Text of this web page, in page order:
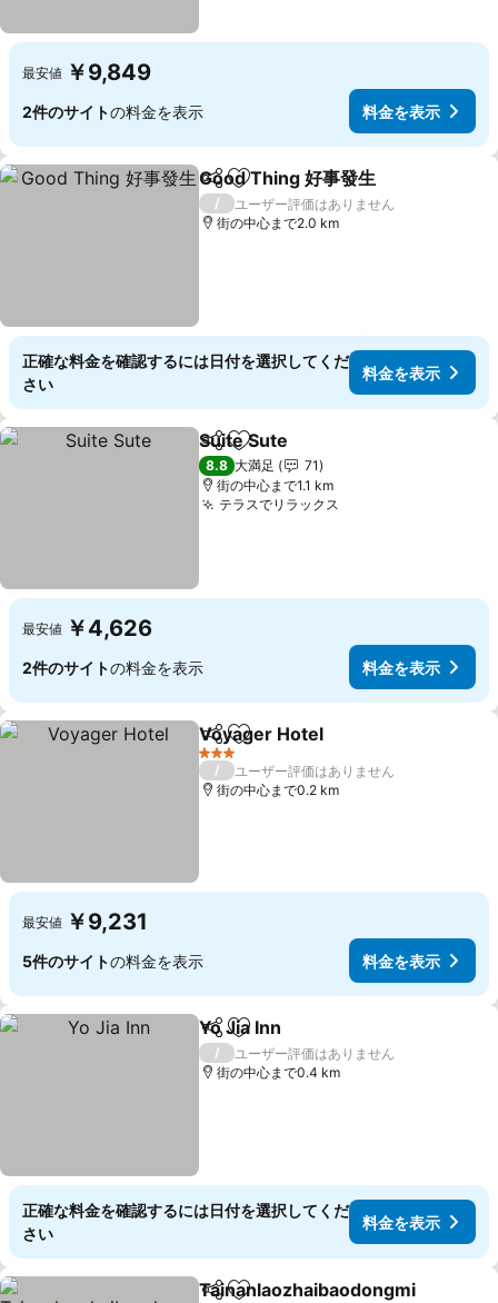
最安値 ￥9,849
2件のサイトの料金を表示 料金を表示
シェアお気に入りに追加
Good Thing 好事發生
/
ユーザー評価はありません
街の中心まで2.0 km
正確な料金を確認するには日付を選択してくだ
さい
料金を表示
シェアお気に入りに追加
Suite Sute
8.8 大満足
71
街の中心まで1.1 km
テラスでリラックス
最安値 ￥4,626
2件のサイトの料金を表示 料金を表示
シェアお気に入りに追加
Voyager Hotel
3 ホテルのランク
/
ユーザー評価はありません
街の中心まで0.2 km
最安値 ￥9,231
5件のサイトの料金を表示 料金を表示
シェアお気に入りに追加
Yo Jia Inn
/
ユーザー評価はありません
街の中心まで0.4 km
正確な料金を確認するには日付を選択してくだ
さい
料金を表示
Tainanlaozhaibaodongmi